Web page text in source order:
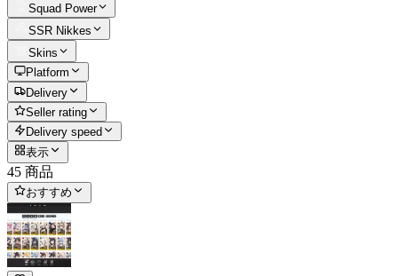
Squad Power
SSR Nikkes
Skins
Platform
Delivery
Seller rating
Delivery speed
表示
45 商品
おすすめ